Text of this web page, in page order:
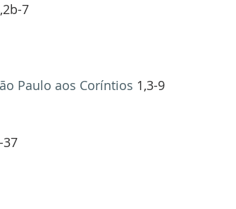
7
Paulo aos Coríntios 1,3-9
37